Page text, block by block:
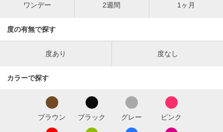
ワンデー 2週間 1ヶ月
度の有無で探す
度あり 度なし
カラーで探す
ブラウン ブラック グレー ピンク